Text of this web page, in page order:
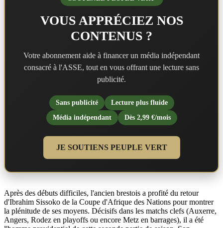
VOUS APPRÉCIEZ NOS
CONTENUS ?
Votre abonnement aide à financer un média indépendant
consacré à l'ASSE, tout en vous offrant une lecture sans
publicité.
Sans publicité
Lecture plus fluide
Média indépendant
Dès 2,99 €/mois
JE SOUTIENS PEUPLE VERT
Après des débuts difficiles, l'ancien brestois a profité du retour
d'Ibrahim Sissoko de la Coupe d'Afrique des Nations pour montrer
la plénitude de ses moyens. Décisifs dans les matchs clefs (Auxerre,
Angers, Rodez en playoffs ou encore Metz en barrages), il a été